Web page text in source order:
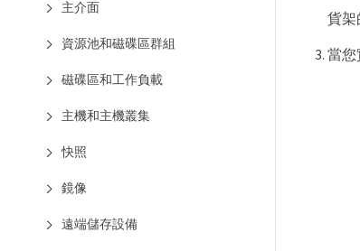
主介面
資源池和磁碟區群組
磁碟區和工作負載
主機和主機叢集
快照
鏡像
遠端儲存設備
貨架
當您